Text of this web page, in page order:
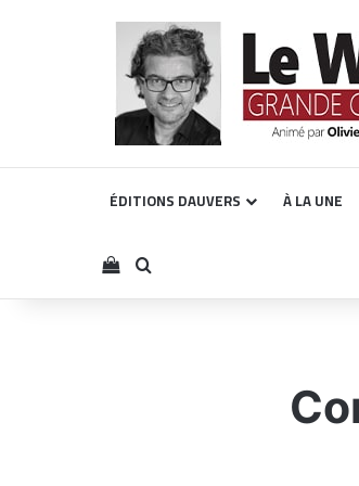
ÉDITIONS DAUVERS À LA UNE
Voir votre panier
Rechercher